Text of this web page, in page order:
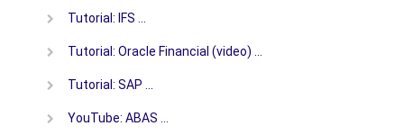
Tutorial: IFS …
Tutorial: Oracle Financial (video) …
Tutorial: SAP …
YouTube: ABAS …